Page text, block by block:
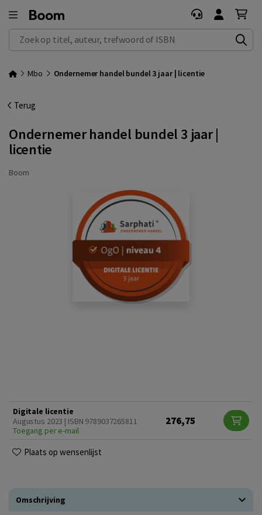
Zoek op titel, auteur, trefwoord of ISBN
Mbo Ondernemer handel bundel 3 jaar | licentie
Terug
Ondernemer handel bundel 3 jaar |
licentie
Boom
Digitale licentie
Augustus 2023 | ISBN 9789037265811
Toegang per e-mail
276,75
Plaats op wensenlijst
Omschrijving